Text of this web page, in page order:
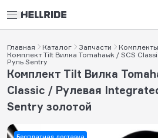
Главная Каталог Запчасти
Комплекты
Комплект Tilt Вилка Tomahawk / SCS
Руль Sentry
Бесплатная доставка
Комплект Tilt Вилка
Classic / Рулевая
Sentry золотой